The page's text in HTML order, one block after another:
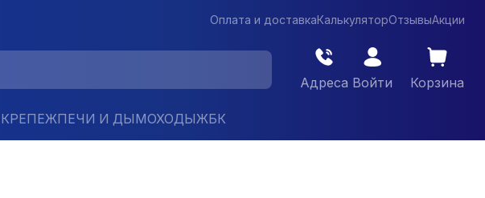
Оплата и доставкаКалькуляторОтзывыАкции
Адреса Войти Корзина
КРЕПЕЖПЕЧИ И ДЫМОХОДЫЖБК